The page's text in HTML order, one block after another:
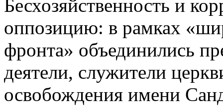
Бесхозяйственность и
оппозицию: в рамках
фронта» объединились
деятели, служители
освобождения имени